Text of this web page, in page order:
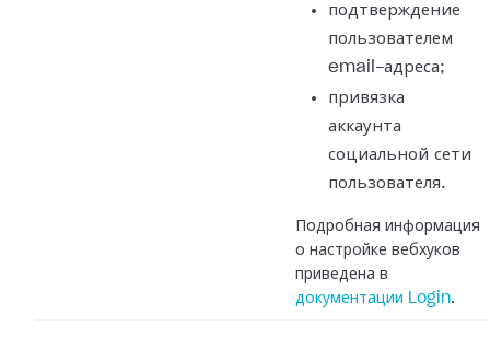
подтверждение
пользователем
email-адреса;
привязка
аккаунта
социальной сети
пользователя.
Подробная информация
о настройке вебхуков
приведена в
документации Login.